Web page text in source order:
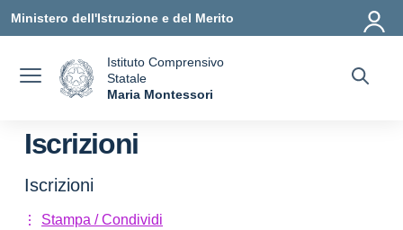
Ministero dell'Istruzione e del Merito
Istituto Comprensivo
Statale
Maria Montessori
Iscrizioni
Iscrizioni
Stampa / Condividi